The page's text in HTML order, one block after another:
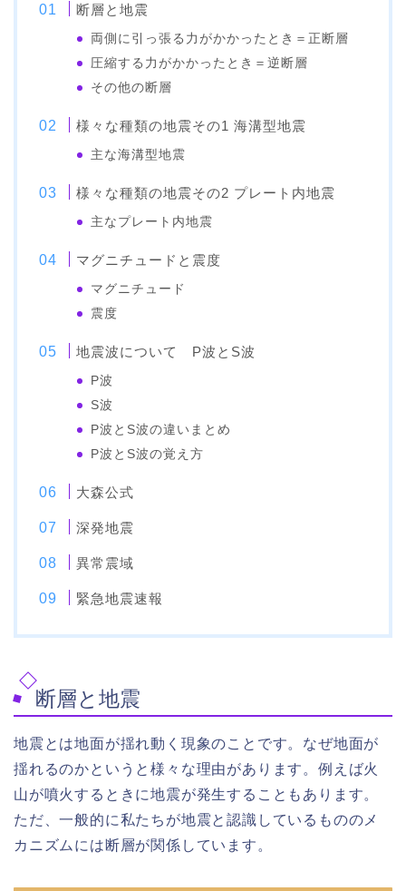
断層と地震
両側に引っ張る力がかかったとき＝正断層
圧縮する力がかかったとき＝逆断層
その他の断層
様々な種類の地震その1 海溝型地震
主な海溝型地震
様々な種類の地震その2 プレート内地震
主なプレート内地震
マグニチュードと震度
マグニチュード
震度
地震波について P波とS波
P波
S波
P波とS波の違いまとめ
P波とS波の覚え方
大森公式
深発地震
異常震域
緊急地震速報
断層と地震
地震とは地面が揺れ動く現象のことです。なぜ地面が
揺れるのかというと様々な理由があります。例えば火
山が噴火するときに地震が発生することもあります。
ただ、一般的に私たちが地震と認識しているもののメ
カニズムには断層が関係しています。